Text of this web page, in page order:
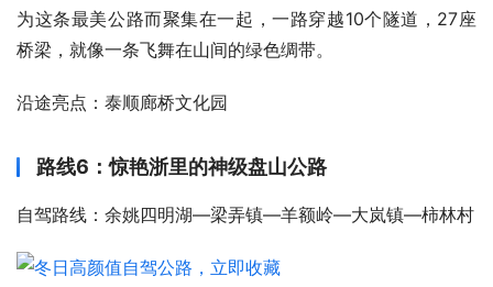
为这条最美公路而聚集在一起，一路穿越10个隧道，27座
桥梁，就像一条飞舞在山间的绿色绸带。
沿途亮点：泰顺廊桥文化园
路线6：惊艳浙里的神级盘山公路
自驾路线：余姚四明湖—梁弄镇—羊额岭—大岚镇—柿林村